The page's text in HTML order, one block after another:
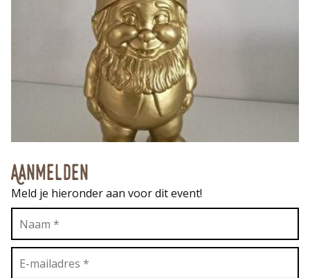
Aanmelden
Meld je hieronder aan voor dit event!